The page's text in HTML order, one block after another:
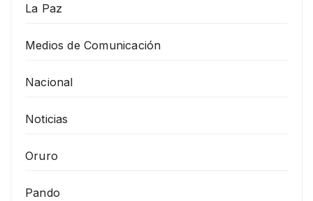
La Paz
Medios de Comunicación
Nacional
Noticias
Oruro
Pando